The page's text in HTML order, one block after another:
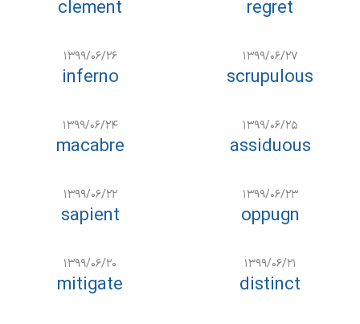
regret
clement
۱۳۹۹/۰۶/۲۷
scrupulous
۱۳۹۹/۰۶/۲۶
inferno
۱۳۹۹/۰۶/۲۵
assiduous
۱۳۹۹/۰۶/۲۴
macabre
۱۳۹۹/۰۶/۲۳
oppugn
۱۳۹۹/۰۶/۲۲
sapient
۱۳۹۹/۰۶/۲۱
distinct
۱۳۹۹/۰۶/۲۰
mitigate